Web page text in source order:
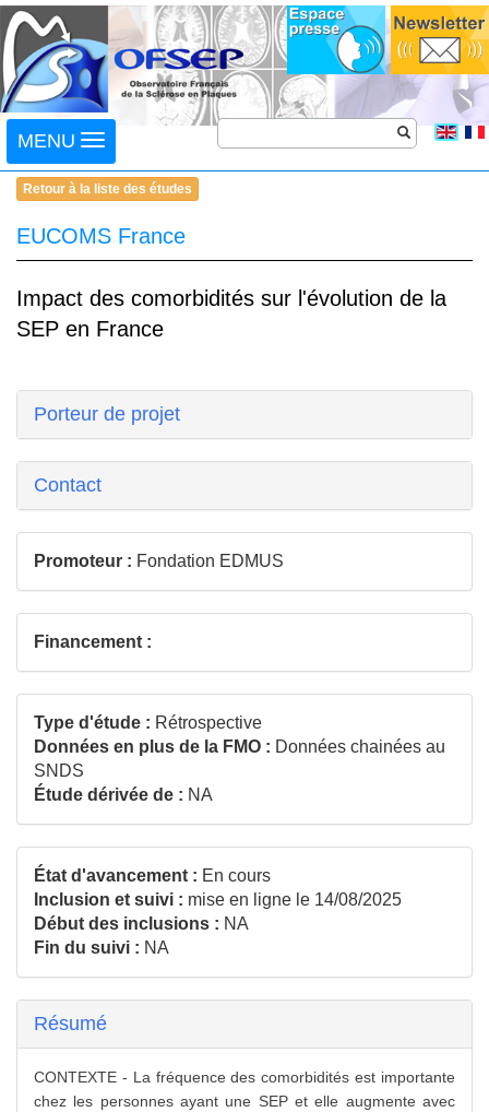
Toggle
navigation
MENU
Retour à la liste des études
EUCOMS France
Impact des comorbidités sur l'évolution de la
SEP en France
Porteur de projet
Contact
Promoteur : Fondation EDMUS
Financement :
Type d'étude : Rétrospective
Données en plus de la FMO : Données chainées au
SNDS
Étude dérivée de : NA
État d'avancement : En cours
Inclusion et suivi : mise en ligne le 14/08/2025
Début des inclusions : NA
Fin du suivi : NA
Résumé
CONTEXTE - La fréquence des comorbidités est importante
chez les personnes ayant une SEP et elle augmente avec